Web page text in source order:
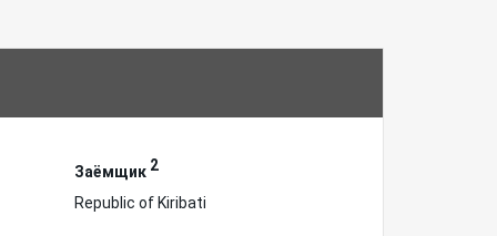
Заёмщик 2
Republic of Kiribati